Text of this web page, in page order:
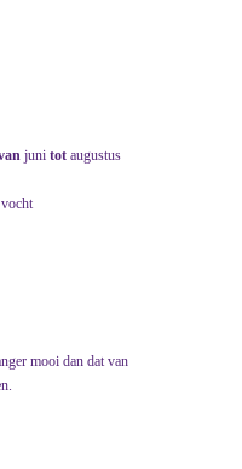
juni tot augustus
vocht
mooi dan dat van